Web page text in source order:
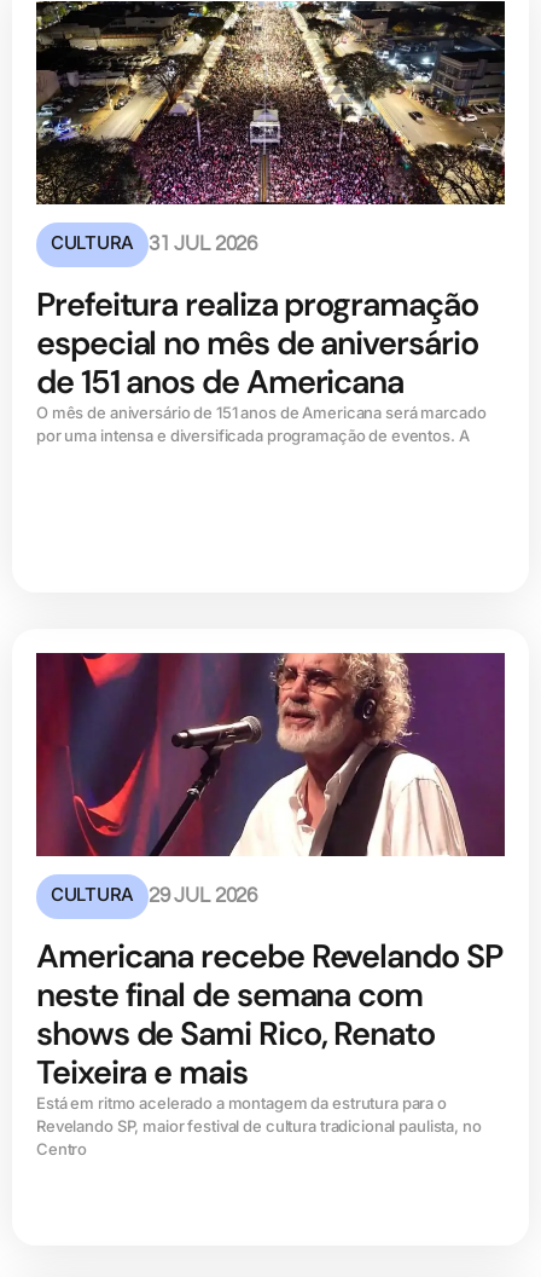
CULTURA 31 JUL 2026
Prefeitura realiza programação
especial no mês de aniversário
de 151 anos de Americana
O mês de aniversário de 151 anos de Americana será marcado
por uma intensa e diversificada programação de eventos. A
CULTURA 29 JUL 2026
Americana recebe Revelando SP
neste final de semana com
shows de Sami Rico, Renato
Teixeira e mais
Está em ritmo acelerado a montagem da estrutura para o
Revelando SP, maior festival de cultura tradicional paulista, no
Centro